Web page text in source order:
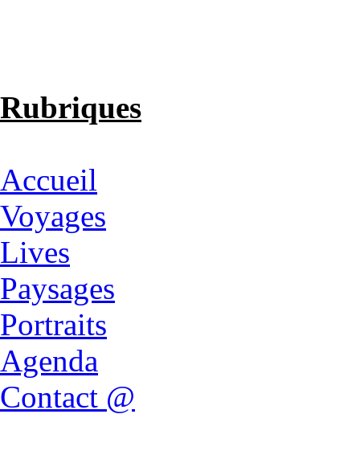
Rubriques
Accueil
Voyages
Lives
Paysages
Portraits
Agenda
Contact @